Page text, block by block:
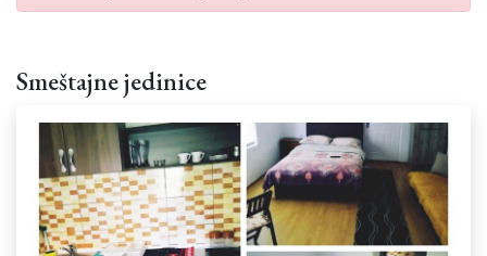
Smeštajne jedinice